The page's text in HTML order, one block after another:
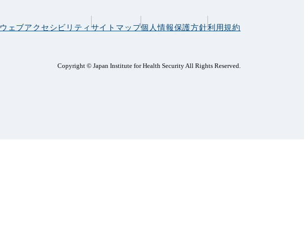
ウェブアクセシビリティ サイトマップ個人情報保護方針利用規約
Copyright © Japan Institute for Health Security All Rights Reserved.